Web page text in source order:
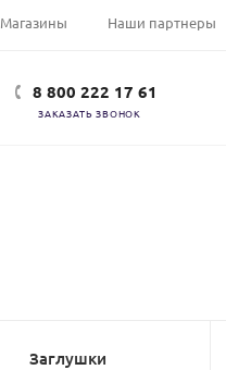
Магазины Наши партнеры
8 800 222 17 61
ЗАКАЗАТЬ ЗВОНОК
Заглушки